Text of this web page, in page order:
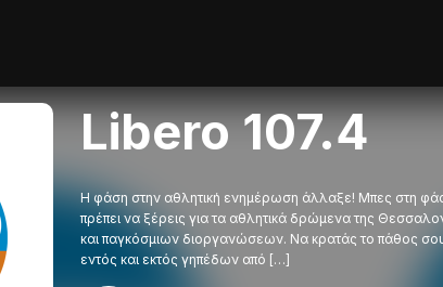
Libero 107.4
Η φάση στην αθλητική ενημέρωση άλλαξε! Μπες στη
πρέπει να ξέρεις για τα αθλητικά δρώμενα της
και παγκόσμιων διοργανώσεων. Να κρατάς το πάθος
εντός και εκτός γηπέδων από […]